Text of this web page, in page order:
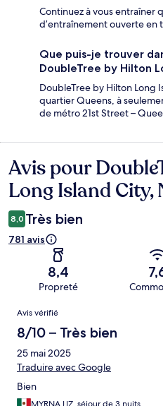
Continuez à vous entraîner
d’entraînement ouverte en
Que puis-je trouver
DoubleTree by Hilton
DoubleTree by Hilton Long
quartier Queens, à
de métro 21st Street –
Avis
Avis pour
Long Island City,
8,0 Très bien
781 avis
8,4
Propreté
Avis
Avis vérifié
8/10 – Très bien
25 mai 2025
Traduire avec Google
Bien